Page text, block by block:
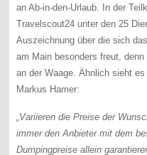
an Ab-in-den-Urlaub. In der
Travelscout24 unter den 25
Auszeichnung über die sich
am Main besonders freut,
an der Waage. Ähnlich sieht
Markus Hamer:
„Variieren die Preise der
immer den Anbieter mit dem
Dumpingpreise allein